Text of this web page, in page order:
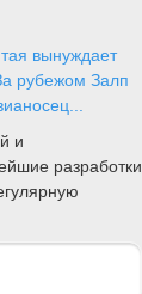
вынуждает
рубежом Залп
и
разработки